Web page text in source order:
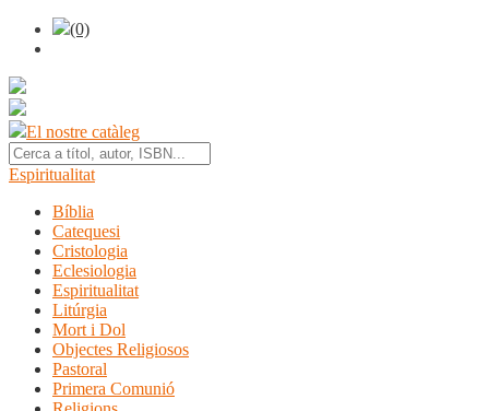
(0)
El nostre catàleg
Espiritualitat
Bíblia
Catequesi
Cristologia
Eclesiologia
Espiritualitat
Litúrgia
Mort i Dol
Objectes Religiosos
Pastoral
Primera Comunió